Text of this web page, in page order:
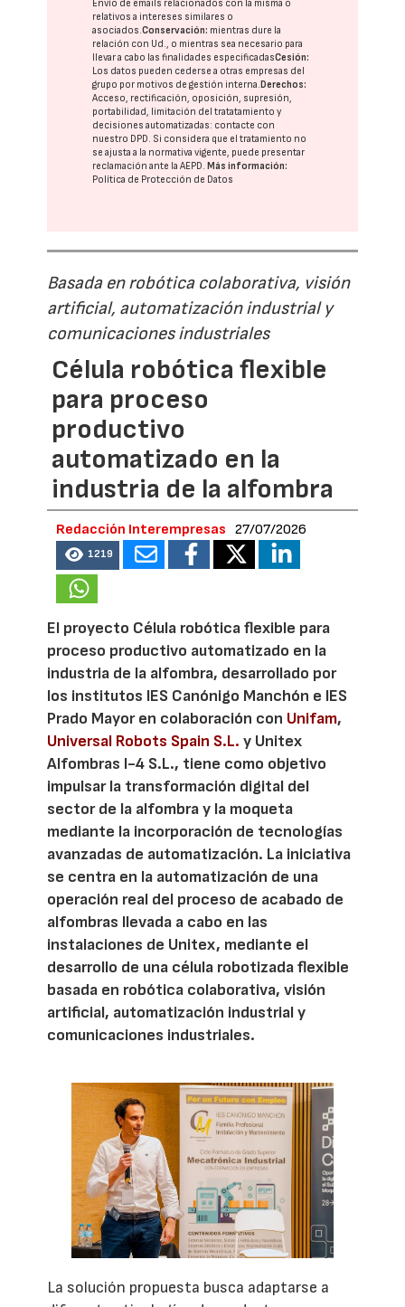
Envío de emails relacionados con la misma o
relativos a intereses similares o
asociados.Conservación: mientras dure la
relación con Ud., o mientras sea necesario para
llevar a cabo las finalidades especificadasCesión:
Los datos pueden cederse a otras empresas del
grupo por motivos de gestión interna. Derechos:
Acceso, rectificación, oposición, supresión,
portabilidad, limitación del tratatamiento y
decisiones automatizadas: contacte con
nuestro DPD. Si considera que el tratamiento no
se ajusta a la normativa vigente, puede presentar
reclamación ante laAEPD. Más información:
Política de Protección de Datos
Basada en robótica colaborativa, visión
artificial, automatización industrial y
comunicaciones industriales
Célula robótica flexible
para proceso
productivo
automatizado en la
industria de la alfombra
Redacción Interempresas 27/07/2026
1219
El proyecto Célula robótica flexible para
proceso productivo automatizado en la
industria de la alfombra, desarrollado por
los institutos IES Canónigo Manchón e IES
Prado Mayor en colaboración con Unifam,
Universal Robots Spain S.L. y Unitex
Alfombras I-4 S.L., tiene como objetivo
impulsar la transformación digital del
sector de la alfombra y la moqueta
mediante la incorporación de tecnologías
avanzadas de automatización. La iniciativa
se centra en la automatización de una
operación real del proceso de acabado de
alfombras llevada a cabo en las
instalaciones de Unitex, mediante el
desarrollo de una célula robotizada flexible
basada en robótica colaborativa, visión
artificial, automatización industrial y
comunicaciones industriales.
La solución propuesta busca adaptarse a